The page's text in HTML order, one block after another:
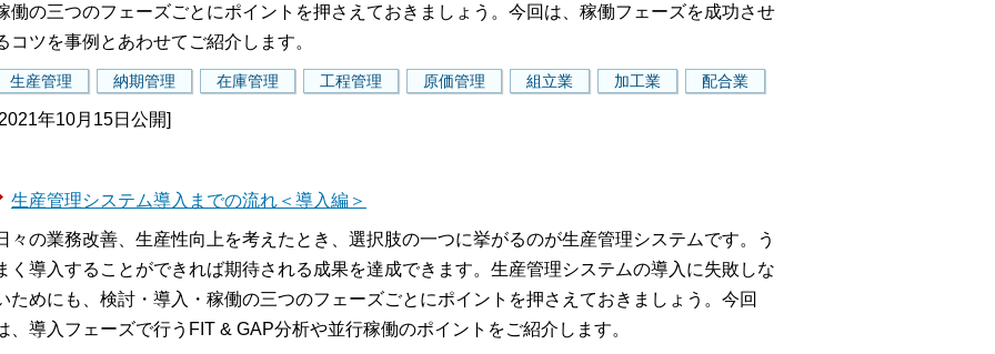
働の三つのフェーズごとにポイントを押さえておきましょう。今回は、稼働フェーズを成功させ
コツを事例とあわせてご紹介します。
生産管理 納期管理 在庫管理 工程管理 原価管理 組立業 加工業 配合業
年10月15日公開]
生産管理システム導入までの流れ＜導入編＞
々の業務改善、生産性向上を考えたとき、選択肢の一つに挙がるのが生産管理システムです。う
く導入することができれば期待される成果を達成できます。生産管理システムの導入に失敗しな
ためにも、検討・導入・稼働の三つのフェーズごとにポイントを押さえておきましょう。今回
、導入フェーズで行うFIT & GAP分析や並行稼働のポイントをご紹介します。